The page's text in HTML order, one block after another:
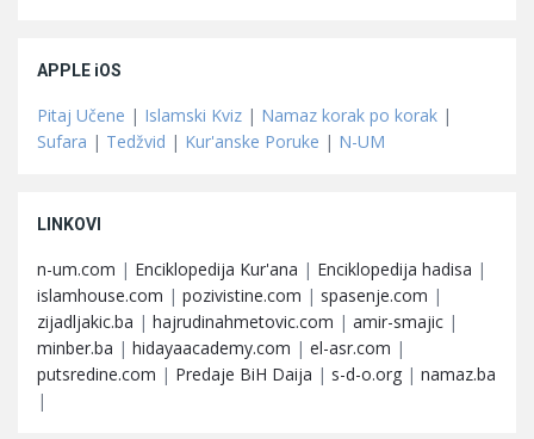
APPLE iOS
Pitaj Učene | Islamski Kviz | Namaz korak po korak |
Sufara | Tedžvid | Kur'anske Poruke | N-UM
LINKOVI
n-um.com | Enciklopedija Kur'ana | Enciklopedija hadisa |
islamhouse.com | pozivistine.com | spasenje.com |
zijadljakic.ba | hajrudinahmetovic.com | amir-smajic |
minber.ba | hidayaacademy.com | el-asr.com |
putsredine.com | Predaje BiH Daija | s-d-o.org | namaz.ba
|